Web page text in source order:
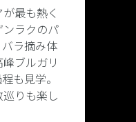
最も熱く
ラクのパ
ラ摘み体
ブルガリ
も見学。
りも楽し